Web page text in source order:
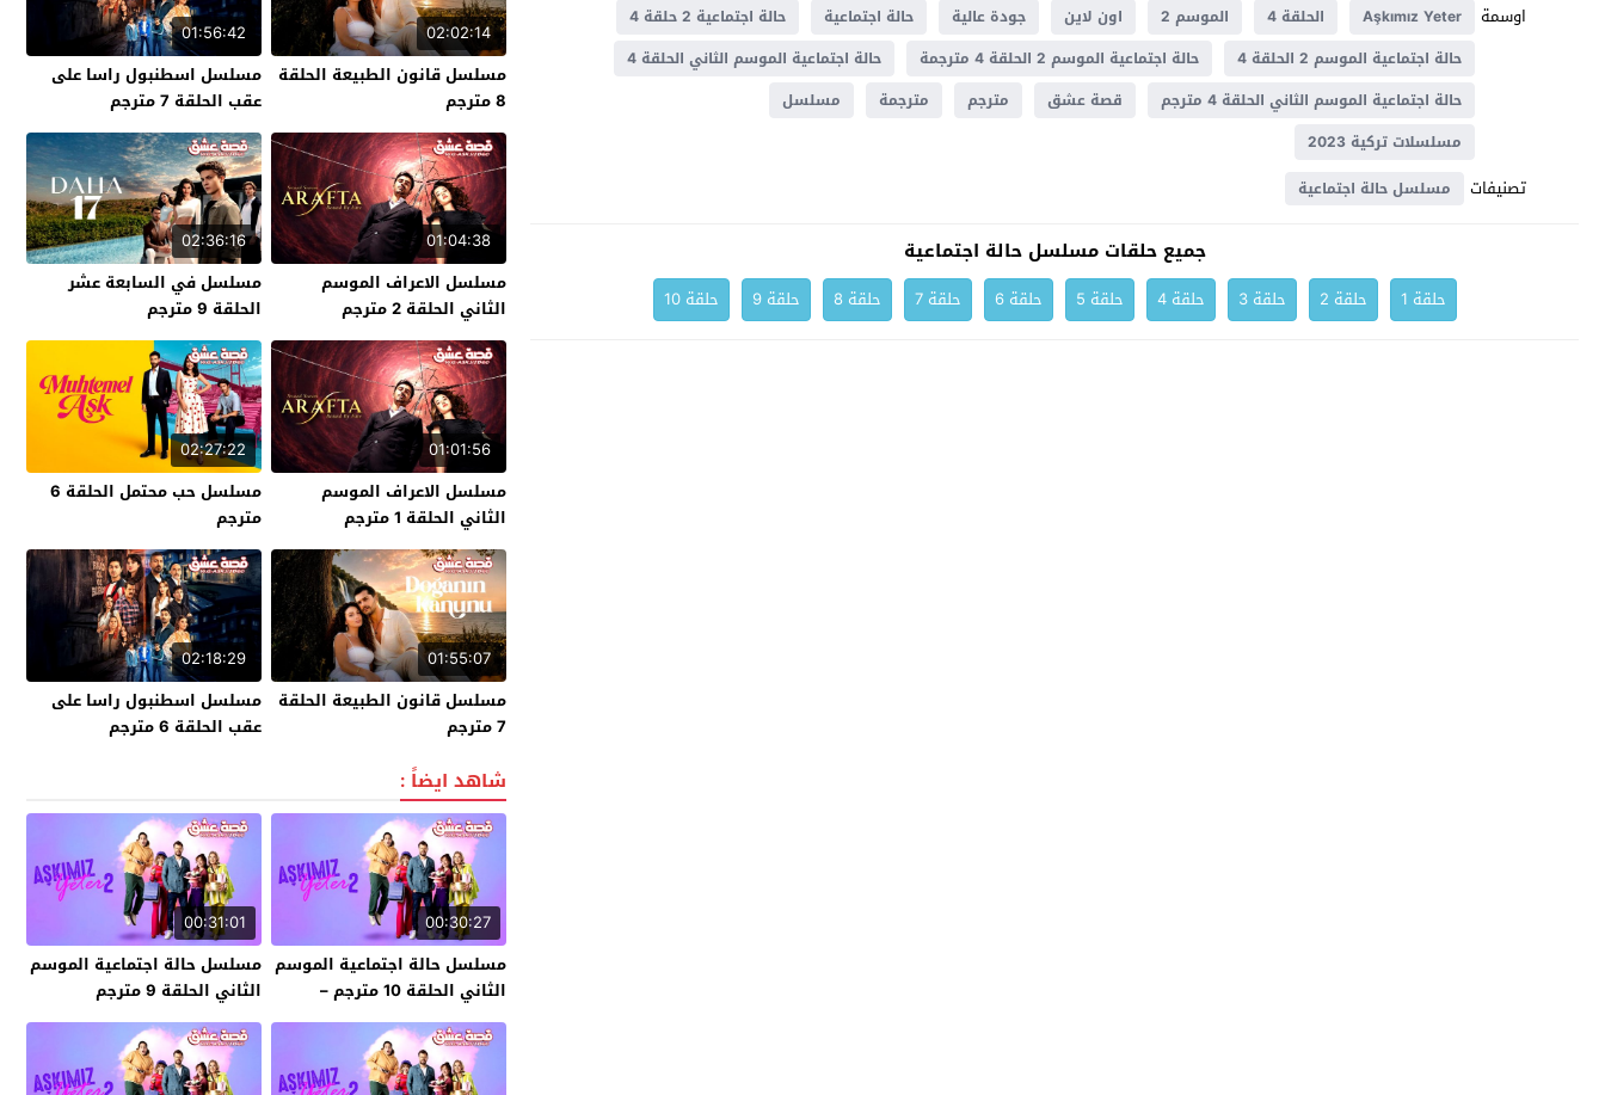
اوسمة
Aşkımız Yeter الحلقة 4 الموسم 2 اون لاين جودة عالية حالة اجتماعية
حالة اجتماعية 2 حلقة 4
حالة اجتماعية الموسم 2 الحلقة 4
حالة اجتماعية الموسم 2 الحلقة 4 مترجمة
حالة اجتماعية الموسم الثاني الحلقة 4
حالة اجتماعية الموسم الثاني الحلقة 4 مترجم
قصة عشق مترجم مترجمة
مسلسل
مسلسلات تركية 2023
تصنيفات مسلسل حالة اجتماعية
جميع حلقات مسلسل حالة اجتماعية
حلقة 1 حلقة 2 حلقة 3 حلقة 4 حلقة 5 حلقة 6 حلقة 7 حلقة 8 حلقة 9 حلقة 10
02:02:14
مسلسل قانون الطبيعة الحلقة
8 مترجم
01:56:42
مسلسل اسطنبول راسا على
عقب الحلقة 7 مترجم
01:04:38
مسلسل الاعراف الموسم
الثاني الحلقة 2 مترجم
02:36:16
مسلسل في السابعة عشر
الحلقة 9 مترجم
01:01:56
مسلسل الاعراف الموسم
الثاني الحلقة 1 مترجم
02:27:22
مسلسل حب محتمل الحلقة 6
مترجم
01:55:07
مسلسل قانون الطبيعة الحلقة
7 مترجم
02:18:29
مسلسل اسطنبول راسا على
عقب الحلقة 6 مترجم
شاهد ايضاً :
00:30:27
مسلسل حالة اجتماعية الموسم
الثاني الحلقة 10 مترجم –
الأخيرة
00:31:01
مسلسل حالة اجتماعية الموسم
الثاني الحلقة 9 مترجم